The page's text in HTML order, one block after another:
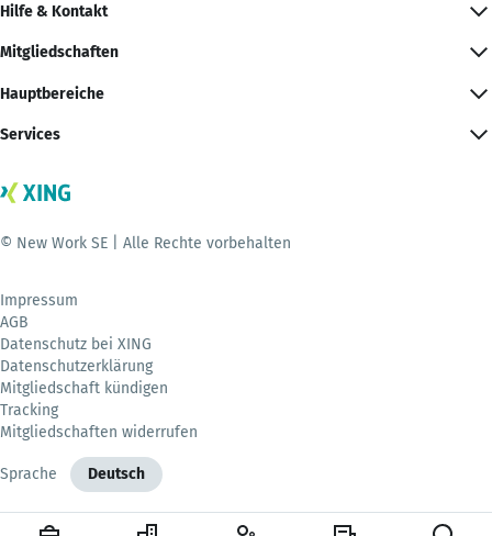
Hilfe & Kontakt
Mitgliedschaften
Hauptbereiche
Services
© New Work SE | Alle Rechte vorbehalten
Impressum
AGB
Datenschutz bei XING
Datenschutzerklärung
Mitgliedschaft kündigen
Tracking
Mitgliedschaften widerrufen
Sprache Deutsch